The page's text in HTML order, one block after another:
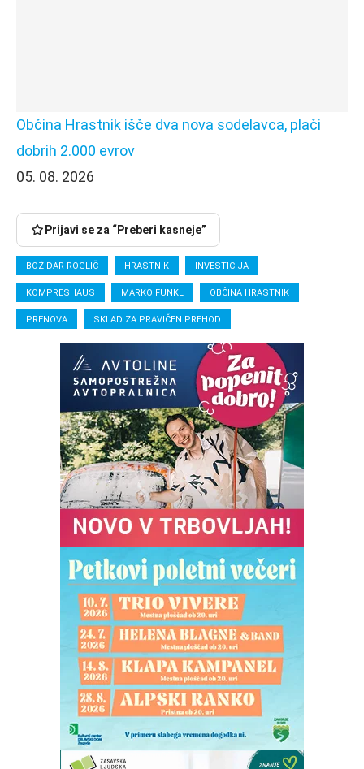
Občina Hrastnik išče dva nova sodelavca, plači
dobrih 2.000 evrov
05. 08. 2026
Prijavi se za “Preberi kasneje”
BOŽIDAR ROGLIČ HRASTNIK INVESTICIJA
KOMPRESHAUS MARKO FUNKL OBČINA HRASTNIK
PRENOVA SKLAD ZA PRAVIČEN PREHOD